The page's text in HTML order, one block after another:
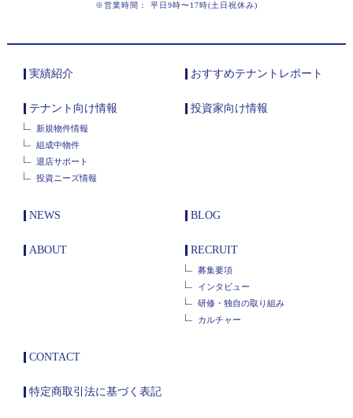
※営業時間： 平日9時〜17時(土日祝休み)
実績紹介 おすすめテナントレポート
テナント向け情報
新規物件情報
組成中物件
退店サポート
投資ニーズ情報
投資家向け情報
NEWS BLOG
ABOUT RECRUIT
募集要項
インタビュー
研修・独自の取り組み
カルチャー
CONTACT
特定商取引法に基づく表記